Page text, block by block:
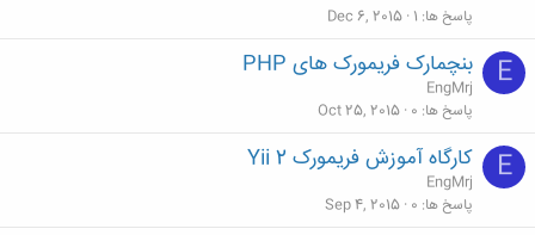
پاسخ ها 1
Dec 6, 2015
E بنچمارک فریمورک های PHP
EngMrj
پاسخ ها 0
Oct 25, 2015
E کارگاه آموزش فریمورک Yii 2
EngMrj
پاسخ ها 0
Sep 4, 2015